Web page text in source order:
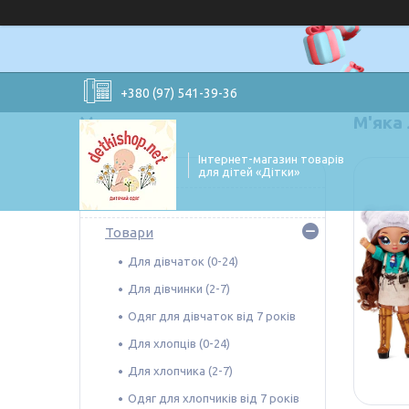
+380 (97) 541-39-36
Інтернет-магазин товарів
для дітей «Дітки»
М'яка
Знижки
Новинки
Товари
Для дівчаток (0-24)
Для дівчинки (2-7)
Одяг для дівчаток від 7 років
Для хлопців (0-24)
Для хлопчика (2-7)
Одяг для хлопчиків від 7 років